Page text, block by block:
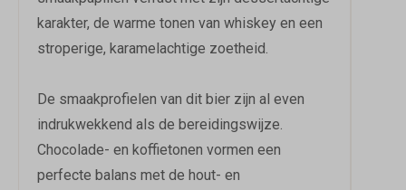
karakter, de warme tonen van whiskey en een
stroperige, karamelachtige zoetheid.
De smaakprofielen van dit bier zijn al even
indrukwekkend als de bereidingswijze.
Chocolade- en koffietonen vormen een
perfecte balans met de hout- en